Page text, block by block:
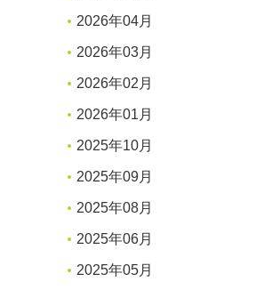
2026年04月
2026年03月
2026年02月
2026年01月
2025年10月
2025年09月
2025年08月
2025年06月
2025年05月